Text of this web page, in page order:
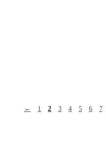
← 1 2 3 4 5 6 7